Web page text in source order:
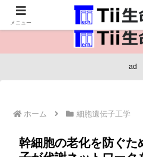
医療保健・生命・生物
ad
ホーム 細胞遺伝子工学
幹細胞の老化を防ぐた
メニュー